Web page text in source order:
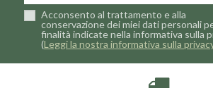
Acconsento al trattamento e alla
conservazione dei miei dati personali
finalità indicate nella informativa sulla
(Leggi la nostra informativa sulla